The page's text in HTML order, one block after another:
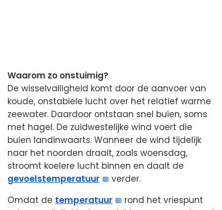
Waarom zo onstuimig?
De wisselvalligheid komt door de aanvoer van
koude, onstabiele lucht over het relatief warme
zeewater. Daardoor ontstaan snel buien, soms
met hagel. De zuidwestelijke wind voert die
buien landinwaarts. Wanneer de wind tijdelijk
naar het noorden draait, zoals woensdag,
stroomt koelere lucht binnen en daalt de
gevoelstemperatuur
verder.
Omdat de temperatuur
rond het vriespunt